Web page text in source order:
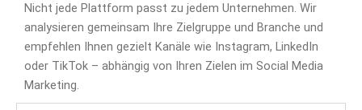
Nicht jede Plattform passt zu jedem Unternehmen. Wir
analysieren gemeinsam Ihre Zielgruppe und Branche und
empfehlen Ihnen gezielt Kanäle wie Instagram, LinkedIn
oder TikTok – abhängig von Ihren Zielen im Social Media
Marketing.